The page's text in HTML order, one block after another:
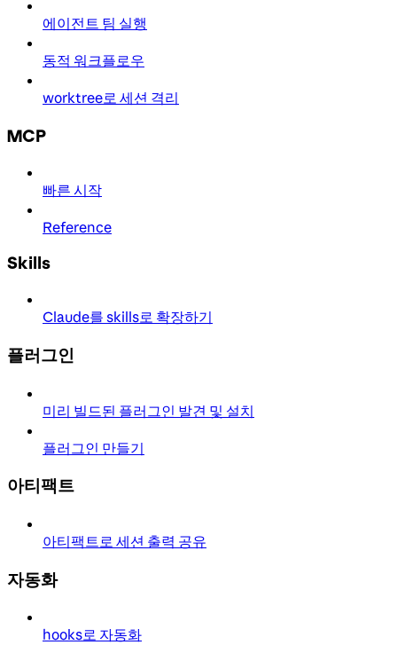
에이전트 팀 실행
동적 워크플로우
worktree로 세션 격리
MCP
빠른 시작
Reference
Skills
Claude를 skills로 확장하기
플러그인
미리 빌드된 플러그인 발견 및 설치
플러그인 만들기
아티팩트
아티팩트로 세션 출력 공유
자동화
hooks로 자동화